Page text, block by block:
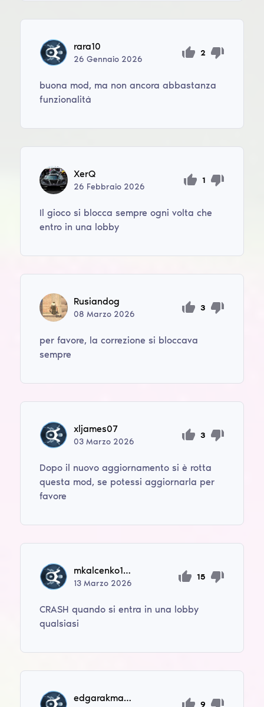
rara10
26Gennaio 2026
2
buona mod, ma non ancora abbastanza
funzionalità
XerQ
26 Febbraio 2026
1
Il gioco si blocca sempre ogni volta che
entro in una lobby
Rusiandog
08Marzo 2026
3
per favore, la correzione si bloccava
sempre
xljames07
03Marzo 2026
3
Dopo il nuovo aggiornamento si è rotta
questa mod, se potessi aggiornarla per
favore
mkalcenko179
13Marzo 2026
15
CRASH quando si entra in una lobby
qualsiasi
edgarakmanov49
9